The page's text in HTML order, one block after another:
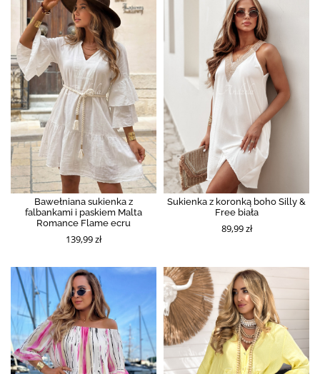
Bawełniana sukienka z
falbankami i paskiem Malta
Romance Flame ecru
139,99 zł
Sukienka z koronką boho Silly &
Free biała
89,99 zł